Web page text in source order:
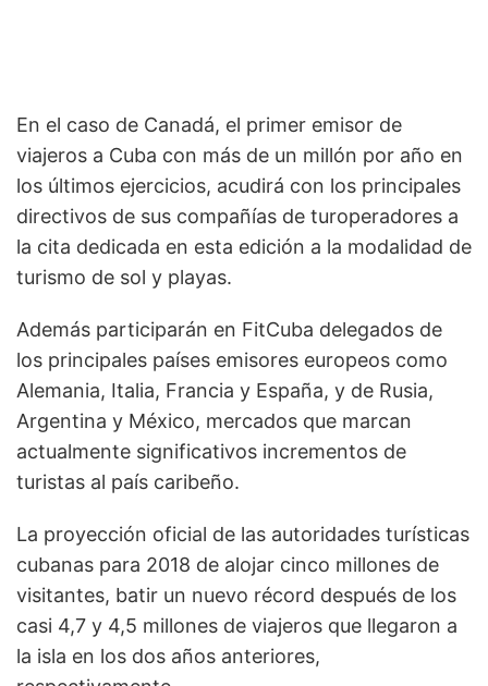
En el caso de Canadá, el primer emisor de
viajeros a Cuba con más de un millón por año en
los últimos ejercicios, acudirá con los principales
directivos de sus compañías de turoperadores a
la cita dedicada en esta edición a la modalidad de
turismo de sol y playas.
Además participarán en FitCuba delegados de
los principales países emisores europeos como
Alemania, Italia, Francia y España, y de Rusia,
Argentina y México, mercados que marcan
actualmente significativos incrementos de
turistas al país caribeño.
La proyección oficial de las autoridades turísticas
cubanas para 2018 de alojar cinco millones de
visitantes, batir un nuevo récord después de los
casi 4,7 y 4,5 millones de viajeros que llegaron a
la isla en los dos años anteriores,